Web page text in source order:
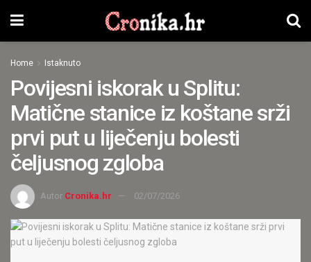
Home Istaknuto
Povijesni iskorak u Splitu:
Matične stanice iz koštane srži
prvi put u liječenju bolesti
čeljusnog zgloba
Autor Cronika.hr 02/07/2026